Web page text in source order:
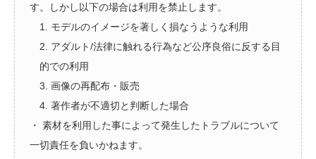
す。しかし以下の場合は利用を禁止します。
1. モデルのイメージを著しく損なうような利用
2. アダルト/法律に触れる行為など公序良俗に反する目
的での利用
3. 画像の再配布・販売
4. 著作者が不適切と判断した場合
・ 素材を利用した事によって発生したトラブルについて
一切責任を負いかねます。